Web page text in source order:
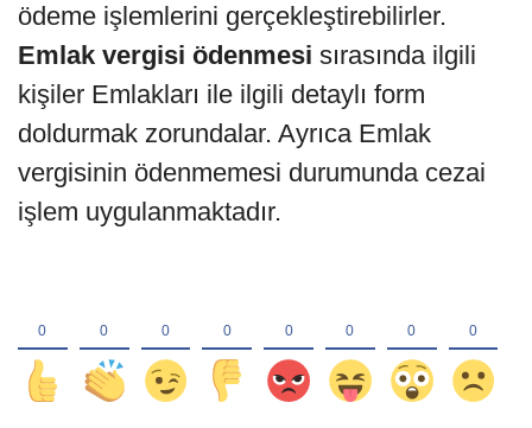
ödeme işlemlerini gerçekleştirebilirler.
Emlak vergisi ödenmesi sırasında ilgili
kişiler Emlakları ile ilgili detaylı form
doldurmak zorundalar. Ayrıca Emlak
vergisinin ödenmemesi durumunda cezai
işlem uygulanmaktadır.